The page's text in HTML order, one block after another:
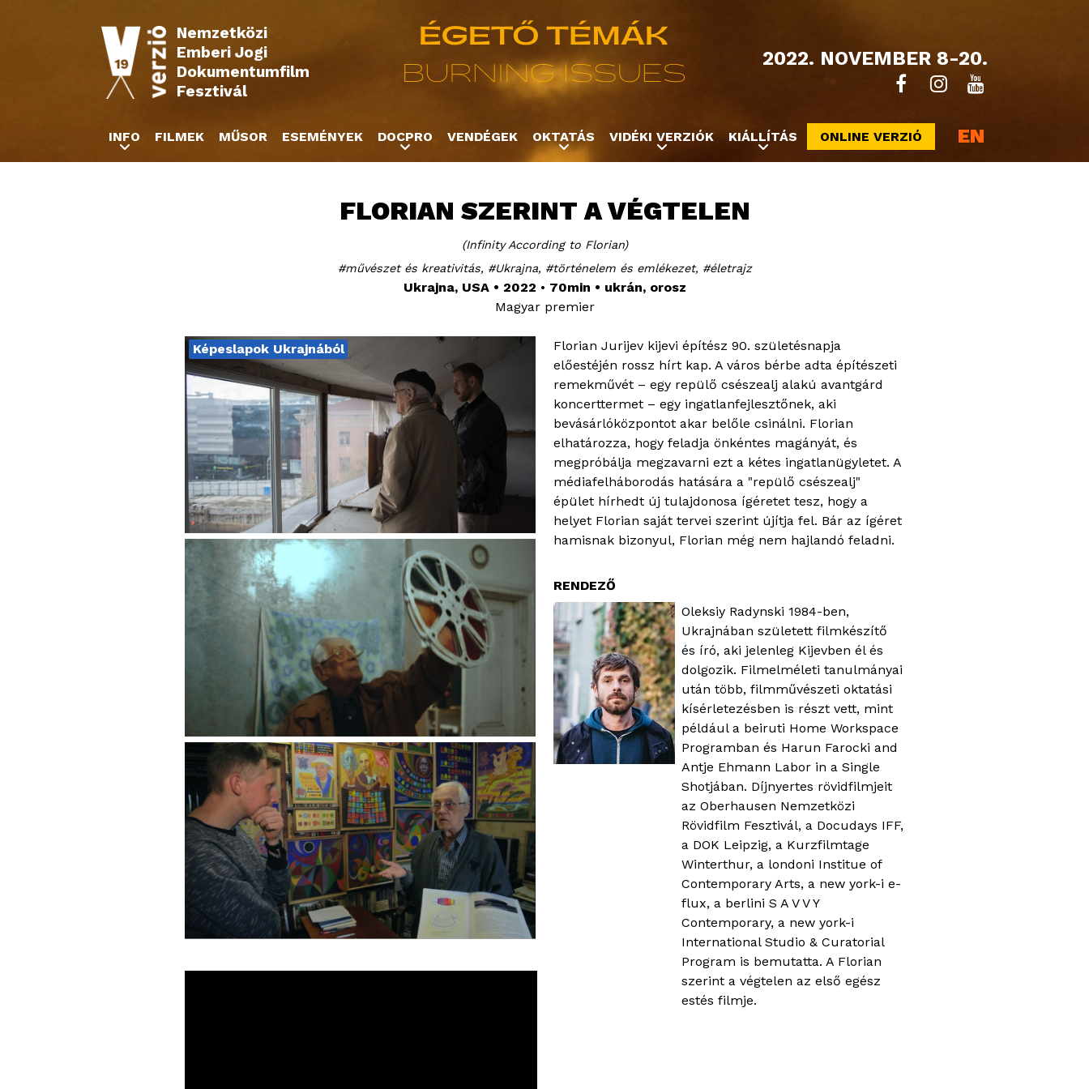
2022. NOVEMBER 8-20.
Nemzetközi
Emberi Jogi
Dokumentumfilm
Fesztivál
FLORIAN SZERINT A VÉGTELEN
Infinity According to Florian
művészet és kreativitás
Ukrajna történelem és emlékezet életrajz
Ukrajna, USA 2022 70min
ukrán, orosz
Magyar premier
Képeslapok Ukrajnából
Florian Jurijev kijevi építész 90. születésnapja
előestéjén rossz hírt kap. A város bérbe adta építészeti
remekművét – egy repülő csészealj alakú avantgárd
koncerttermet – egy ingatlanfejlesztőnek, aki
bevásárlóközpontot akar belőle csinálni. Florian
elhatározza, hogy feladja önkéntes magányát, és
megpróbálja megzavarni ezt a kétes ingatlanügyletet. A
médiafelháborodás hatására a "repülő csészealj"
épület hírhedt új tulajdonosa ígéretet tesz, hogy a
helyet Florian saját tervei szerint újítja fel. Bár az ígéret
hamisnak bizonyul, Florian még nem hajlandó feladni.
RENDEZŐ
Oleksiy Radynski 1984-ben,
Ukrajnában született filmkészítő
és író, aki jelenleg Kijevben él és
dolgozik. Filmelméleti tanulmányai
után több, filmművészeti oktatási
kísérletezésben is részt vett, mint
például a beiruti Home Workspace
Programban és Harun Farocki and
Antje Ehmann Labor in a Single
Shotjában. Díjnyertes rövidfilmjeit
az Oberhausen Nemzetközi
Rövidfilm Fesztivál, a Docudays IFF,
a DOK Leipzig, a Kurzfilmtage
Winterthur, a londoni Institue of
Contemporary Arts, a new york-i e-
flux, a berlini S A V V Y
Contemporary, a new york-i
International Studio & Curatorial
Program is bemutatta. A Florian
szerint a végtelen az első egész
estés filmje.
INFO FILMEK MŰSOR ESEMÉNYEK DOCPRO VENDÉGEK OKTATÁS VIDÉKI VERZIÓK KIÁLLÍTÁS ONLINE VERZIÓ EN